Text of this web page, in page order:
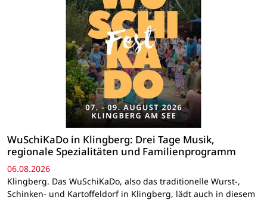
WuSchiKaDo in Klingberg: Drei Tage Musik,
regionale Spezialitäten und Familienprogramm
06.08.2026
Klingberg. Das WuSchiKaDo, also das traditionelle Wurst-,
Schinken- und Kartoffeldorf in Klingberg, lädt auch in diesem